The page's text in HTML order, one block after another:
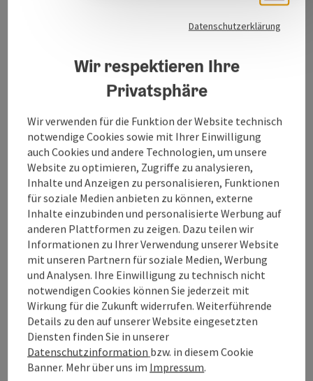
Sommerbühne am Neptunbrunnen in Ried!
der schulfreien Zeit als Sommerbühne an. Der
Spielplatz und die Kinder werden in das Konzept
miteingebunden. Die Lage im Zentrum der Stadt und
Voraussetzungen. Die Bäume bieten eine natürliche
Beschattung an heißen Tagen.
Kontakt
Öffnungszeiten
Anreise/Lage
Eignung
Datenschutzerklärung
Wir respektieren Ihre
Privatsphäre
Wir verwenden für die Funktion der Website technisch
notwendige Cookies sowie mit Ihrer Einwilligung
auch Cookies und andere Technologien, um unsere
Website zu optimieren, Zugriffe zu analysieren,
Inhalte und Anzeigen zu personalisieren, Funktionen
für soziale Medien anbieten zu können, externe
Inhalte einzubinden und personalisierte Werbung auf
anderen Plattformen zu zeigen. Dazu teilen wir
Informationen zu Ihrer Verwendung unserer Website
mit unseren Partnern für soziale Medien, Werbung
und Analysen. Ihre Einwilligung zu technisch nicht
notwendigen Cookies können Sie jederzeit mit
Wirkung für die Zukunft widerrufen. Weiterführende
Details zu den auf unserer Website eingesetzten
Diensten finden Sie in unserer
Datenschutzinformation bzw. in diesem Cookie
Banner. Mehr über uns im Impressum.